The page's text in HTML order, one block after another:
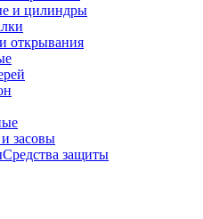
и цилиндры
открывания
засовы
Средства защиты